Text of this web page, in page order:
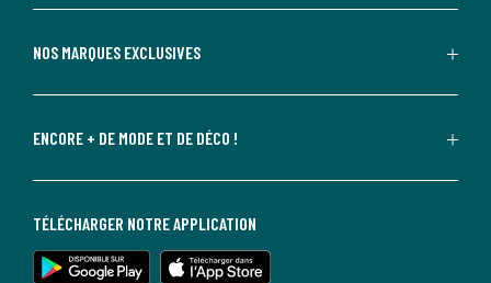
NOS MARQUES EXCLUSIVES
ENCORE + DE MODE ET DE DÉCO !
TÉLÉCHARGER NOTRE APPLICATION